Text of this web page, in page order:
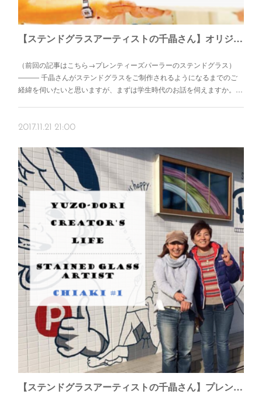
【ステンドグラスアーティストの千晶さん】オリジナルのガラスを使った作品を生み出していきたい
（前回の記事はこちら→プレンティーズパーラーのステンドグラス）
――― 千晶さんがステンドグラスをご制作されるようになるまでのご
経緯を伺いたいと思いますが、まずは学生時代のお話を伺えますか。…
2017.11.21 21:00
【ステンドグラスアーティストの千晶さん】プレンティーズパーラーのステンドグラス